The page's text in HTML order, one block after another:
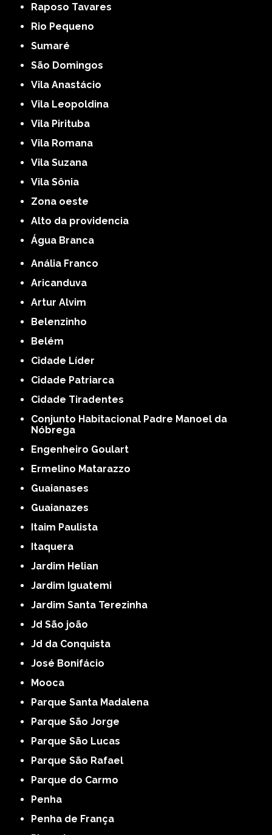
Raposo Tavares
Rio Pequeno
Sumaré
São Domingos
Vila Anastácio
Vila Leopoldina
Vila Pirituba
Vila Romana
Vila Suzana
Vila Sônia
Zona oeste
alto da providencia
Água Branca
Anália Franco
Aricanduva
Artur Alvim
Belenzinho
Belém
Cidade Líder
Cidade Patriarca
Cidade Tiradentes
Conjunto Habitacional Padre Manoel da
Nóbrega
Engenheiro Goulart
Ermelino Matarazzo
Guaianases
Guaianazes
Itaim Paulista
Itaquera
Jardim Helian
Jardim Iguatemi
Jardim Santa Terezinha
Jd São joão
Jd da Conquista
José Bonifácio
Mooca
Parque Santa Madalena
Parque São Jorge
Parque São Lucas
Parque São Rafael
Parque do Carmo
Penha
Penha de França